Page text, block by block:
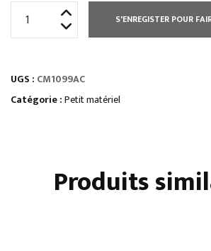
ONDES
1050
S'ENREGISTER POUR
UGS : CM1099AC
Catégorie :Petit matériel
Produits